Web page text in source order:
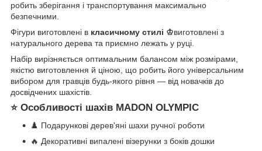
робить зберігання і транспортування максимально
безпечними.
Фігури виготовлені в класичному стилі ♔виготовлені з
натурального дерева та приємно лежать у руці.
Набір вирізняється оптимальним балансом між розмірами,
якістю виготовлення й ціною, що робить його універсальним
вибором для гравців будь-якого рівня — від новачків до
досвідчених шахістів.
⭐ Особливості шахів MADON OLYMPIC
♟️ Подарункові дерев'яні шахи ручної роботи
🔥 Декоративні випалені візерунки з боків дошки